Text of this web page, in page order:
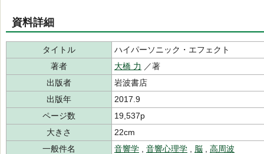
資料詳細
タイトル
ハイパーソニック・エフェクト
著者
大橋 力 ／著
出版者
岩波書店
出版年
2017.9
ページ数
19,537p
大きさ
22cm
一般件名
音響学 音響心理学 脳
高周波